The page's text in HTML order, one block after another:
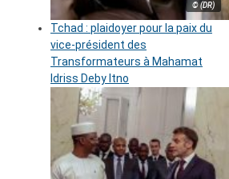
© (DR)
Tchad : plaidoyer pour la paix du
vice-président des
Transformateurs à Mahamat
Idriss Deby Itno